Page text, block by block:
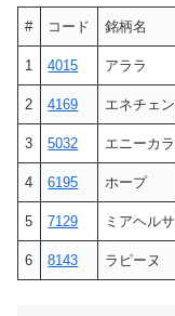
# コード 銘柄名
1 4015 アララ
2 4169 エネチェ
3 5032 エニーカ
4 6195 ホープ
5 7129 ミアヘルサ
6 8143 ラピーヌ